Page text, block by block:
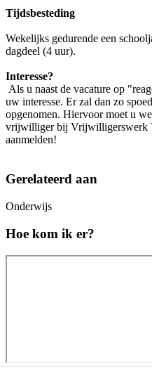
Tijdsbesteding
Wekelijks gedurende een
dagdeel (4 uur).
Interesse?
Als u naast de vacature op
uw interesse. Er zal dan zo
opgenomen. Hiervoor moet u
vrijwilliger bij Vrijwilligerswerk
aanmelden!
Gerelateerd aan
Onderwijs
Hoe kom ik er?